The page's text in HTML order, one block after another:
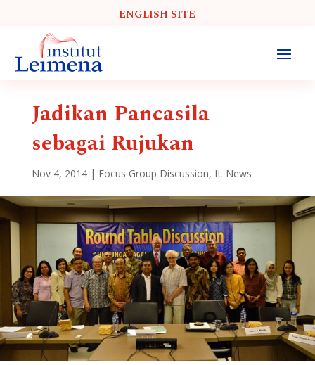
ENGLISH SITE
Jadikan Pancasila
sebagai Rujukan
Nov 4, 2014| Focus Group Discussion, IL News